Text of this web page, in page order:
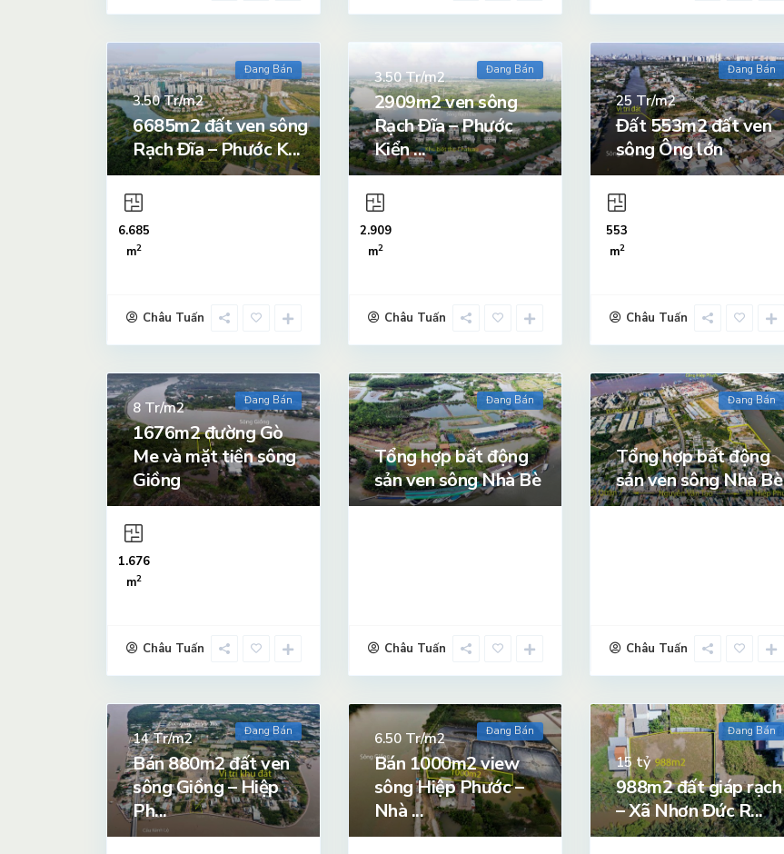
Đang Bán
3.50Tr/m2
6685m2 đất ven sông
Rạch Đĩa – Phước K...
6.685
m2
Châu Tuấn
Đang Bán
3.50Tr/m2
2909m2 ven sông
Rạch Đĩa – Phước
Kiển ...
2.909
m2
Châu Tuấn
Đang Bán
25Tr/m2
Đất 553m2 đất ven
sông Ông lớn
553
m2
Châu Tuấn
Đang Bán
8 Tr/m2
1676m2 đường Gò
Me và mặt tiền sông
Giồng
1.676
m2
Châu Tuấn
Đang Bán
Tổng hợp bất động
sản ven sông Nhà Bè
Châu Tuấn
Đang Bán
Tổng hợp bất động
sản ven sông Nhà Bè
Châu Tuấn
Đang Bán
14Tr/m2
Bán 880m2 đất ven
sông Giồng – Hiệp
Ph...
Đang Bán
6.50 Tr/m2
Bán 1000m2 view
sông Hiệp Phước –
Nhà ...
Đang Bán
15tỷ
988m2 đất giáp rạch
– Xã Nhơn Đức R...